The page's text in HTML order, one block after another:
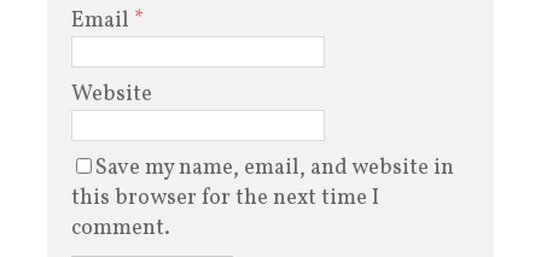
Email *
Website
Save my name, email, and website in
this browser for the next time I
comment.